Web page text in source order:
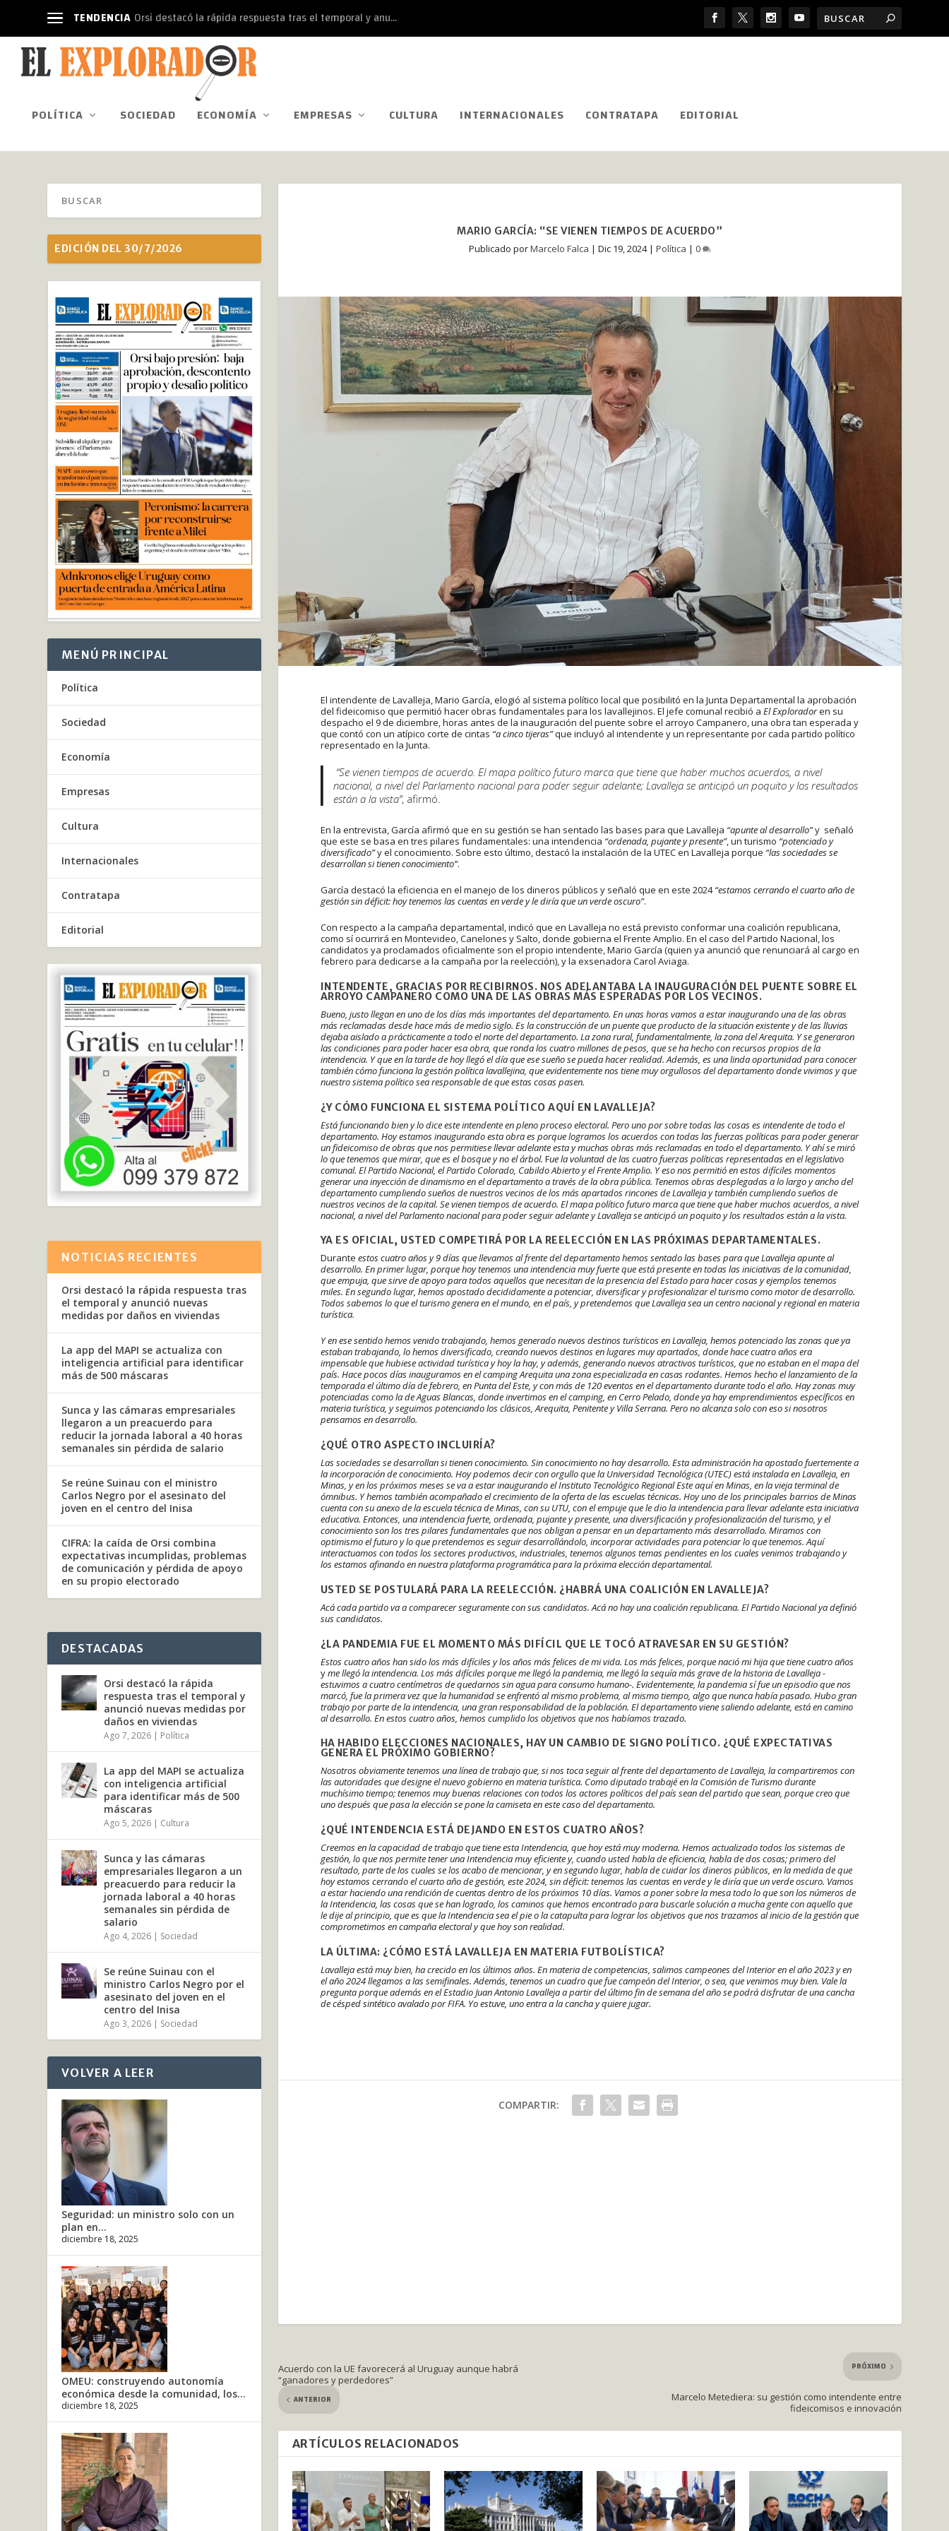
TENDENCIA Orsi destacó la rápida respuesta tras el temporal y anu...
POLÍTICA SOCIEDAD ECONOMÍA EMPRESAS CULTURA INTERNACIONALES CONTRATAPA EDITORIAL
MARIO GARCÍA: “SE VIENEN TIEMPOS DE ACUERDO”
Publicado porMarcelo Falca | Dic 19, 2024| Política | 0
El intendente de Lavalleja, Mario García, elogió al sistema político local que posibilitó en la Junta Departamental la aprobación
del fideicomiso que permitió hacer obras fundamentales para los lavallejinos. El jefe comunal recibió a El Exploradoren su
despacho el 9 de diciembre, horas antes de la inauguración del puente sobre el arroyo Campanero, una obra tan esperada y
que contó con un atípico corte de cintas “a cinco tijeras”que incluyó al intendente y un representante por cada partido político
representado en la Junta.
“Se vienen tiempos de acuerdo. El mapa político futuro marca que tiene que haber muchos acuerdos, a nivel
nacional, a nivel del Parlamento nacional para poder seguir adelante; Lavalleja se anticipó un poquito y los resultados
están a la vista”, afirmó.
En la entrevista, García afirmó que en su gestión se han sentado las bases para que Lavalleja “apunte al desarrollo”y señaló
que este se basa en tres pilares fundamentales: una intendencia “ordenada, pujante y presente”, un turismo “potenciado y
diversificado”y el conocimiento. Sobre esto último, destacó la instalación de la UTEC en Lavalleja porque “las sociedades se
desarrollan si tienen conocimiento”.
García destacó la eficiencia en el manejo de los dineros públicos y señaló que en este 2024“estamos cerrando el cuarto año de
gestión sin déficit: hoy tenemos las cuentas en verde y le diría que un verde oscuro”.
Con respecto a la campaña departamental, indicó que en Lavalleja no está previsto conformar una coalición republicana,
como sí ocurrirá en Montevideo, Canelones y Salto, donde gobierna el Frente Amplio. En el caso del Partido Nacional, los
candidatos ya proclamados oficialmente son el propio intendente, Mario García (quien ya anunció que renunciará al cargo en
febrero para dedicarse a la campaña por la reelección), y la exsenadora Carol Aviaga.
INTENDENTE, GRACIAS POR RECIBIRNOS. NOS ADELANTABA LA INAUGURACIÓN DEL PUENTE SOBRE EL
ARROYO CAMPANERO COMO UNA DE LAS OBRAS MÁS ESPERADAS POR LOS VECINOS.
Bueno, justo llegan en uno de los días más importantes del departamento. En unas horas vamos a estar inaugurando una de las obras
más reclamadas desde hace más de medio siglo. Es la construcción de un puente que producto de la situación existente y de las lluvias
dejaba aislado a prácticamente a todo el norte del departamento. La zona rural, fundamentalmente, la zona del Arequita. Y se generaron
las condiciones para poder hacer esa obra, que ronda los cuatro millones de pesos, que se ha hecho con recursos propios de la
intendencia. Y que en la tarde de hoy llegó el día que ese sueño se pueda hacer realidad. Además, es una linda oportunidad para conocer
también cómo funciona la gestión política lavallejina, que evidentemente nos tiene muy orgullosos del departamento donde vivimos y que
nuestro sistema político sea responsable de que estas cosas pasen.
¿Y CÓMO FUNCIONA EL SISTEMA POLÍTICO AQUÍ EN LAVALLEJA?
Está funcionando bien y lo dice este intendente en pleno proceso electoral. Pero uno por sobre todas las cosas es intendente de todo el
departamento. Hoy estamos inaugurando esta obra es porque logramos los acuerdos con todas las fuerzas políticas para poder generar
un fideicomiso de obras que nos permitiese llevar adelante esta y muchas obras más reclamadas en todo el departamento. Y ahí se miró
lo que tenemos que mirar, que es el bosque y no el árbol. Fue la voluntad de las cuatro fuerzas políticas representadas en el legislativo
comunal. El Partido Nacional, el Partido Colorado, Cabildo Abierto y el Frente Amplio. Y eso nos permitió en estos difíciles momentos
generar una inyección de dinamismo en el departamento a través de la obra pública. Tenemos obras desplegadas a lo largo y ancho del
departamento cumpliendo sueños de nuestros vecinos de los más apartados rincones de Lavalleja y también cumpliendo sueños de
nuestros vecinos de la capital. Se vienen tiempos de acuerdo. El mapa político futuro marca que tiene que haber muchos acuerdos, a nivel
nacional, a nivel del Parlamento nacional para poder seguir adelante y Lavalleja se anticipó un poquito y los resultados están a la vista.
YA ES OFICIAL, USTED COMPETIRÁ POR LA REELECCIÓN EN LAS PRÓXIMAS DEPARTAMENTALES.
Durante estos cuatro años y 9 días que llevamos al frente del departamento hemos sentado las bases para que Lavalleja apunte al
desarrollo. En primer lugar, porque hoy tenemos una intendencia muy fuerte que está presente en todas las iniciativas de la comunidad,
que empuja, que sirve de apoyo para todos aquellos que necesitan de la presencia del Estado para hacer cosas y ejemplos tenemos
miles. En segundo lugar, hemos apostado decididamente a potenciar, diversificar y profesionalizar el turismo como motor de desarrollo.
Todos sabemos lo que el turismo genera en el mundo, en el país, y pretendemos que Lavalleja sea un centro nacional y regional en materia
turística.
Y en ese sentido hemos venido trabajando, hemos generado nuevos destinos turísticos en Lavalleja, hemos potenciado las zonas que ya
estaban trabajando, lo hemos diversificado, creando nuevos destinos en lugares muy apartados, donde hace cuatro años era
impensable que hubiese actividad turística y hoy la hay, y además, generando nuevos atractivos turísticos, que no estaban en el mapa del
país. Hace pocos días inauguramos en el camping Arequita una zona especializada en casas rodantes. Hemos hecho el lanzamiento de la
temporada el último día de febrero, en Punta del Este, y con más de 120 eventos en el departamento durante todo el año. Hay zonas muy
potenciadas como la de Aguas Blancas, donde invertimos en el camping, en Cerro Pelado, donde ya hay emprendimientos específicos en
materia turística, y seguimos potenciando los clásicos, Arequita, Penitente y Villa Serrana. Pero no alcanza solo con eso si nosotros
pensamos en desarrollo.
¿QUÉ OTRO ASPECTO INCLUIRÍA?
Las sociedades se desarrollan si tienen conocimiento. Sin conocimiento no hay desarrollo. Esta administración ha apostado fuertemente a
la incorporación de conocimiento. Hoy podemos decir con orgullo que la Universidad Tecnológica (UTEC) está instalada en Lavalleja, en
Minas, y en los próximos meses se va a estar inaugurando el Instituto Tecnológico Regional Este aquí en Minas, en la vieja terminal de
ómnibus. Y hemos también acompañado el crecimiento de la oferta de las escuelas técnicas. Hoy uno de los principales barrios de Minas
cuenta con su anexo de la escuela técnica de Minas, con su UTU, con el empuje que le dio la intendencia para llevar adelante esta iniciativa
educativa. Entonces, una intendencia fuerte, ordenada, pujante y presente, una diversificación y profesionalización del turismo, y el
conocimiento son los tres pilares fundamentales que nos obligan a pensar en un departamento más desarrollado. Miramos con
optimismo el futuro y lo que pretendemos es seguir desarrollándolo, incorporar actividades para potenciar lo que tenemos. Aquí
interactuamos con todos los sectores productivos, industriales, tenemos algunos temas pendientes en los cuales venimos trabajando y
los estamos afinando en nuestra plataforma programática para la próxima elección departamental.
USTED SE POSTULARÁ PARA LA REELECCIÓN. ¿HABRÁ UNA COALICIÓN EN LAVALLEJA?
Acá cada partido va a comparecer seguramente con sus candidatos. Acá no hay una coalición republicana. El Partido Nacional ya definió
sus candidatos.
¿LA PANDEMIA FUE EL MOMENTO MÁS DIFÍCIL QUE LE TOCÓ ATRAVESAR EN SU GESTIÓN?
Estos cuatro años han sido los más difíciles y los años más felices de mi vida. Los más felices, porque nació mi hija que tiene cuatro años
yme llegó la intendencia. Los más difíciles porque me llegó la pandemia, me llegó la sequía más grave de la historia de Lavalleja -
estuvimos a cuatro centímetros de quedarnos sin agua para consumo humano-. Evidentemente, la pandemia sí fue un episodio que nos
marcó, fue la primera vez que la humanidad se enfrentó al mismo problema, al mismo tiempo, algo que nunca había pasado. Hubo gran
trabajo por parte de la intendencia, una gran responsabilidad de la población. El departamento viene saliendo adelante, está en camino
al desarrollo. En estos cuatro años, hemos cumplido los objetivos que nos habíamos trazado.
HA HABIDO ELECCIONES NACIONALES, HAY UN CAMBIO DE SIGNO POLÍTICO. ¿QUÉ EXPECTATIVAS
GENERA EL PRÓXIMO GOBIERNO?
Nosotros obviamente tenemos una línea de trabajo que, si nos toca seguir al frente del departamento de Lavalleja, la compartiremos con
las autoridades que designe el nuevo gobierno en materia turística. Como diputado trabajé en la Comisión de Turismo durante
muchísimo tiempo; tenemos muy buenas relaciones con todos los actores políticos del país sean del partido que sean, porque creo que
uno después que pasa la elección se pone la camiseta en este caso del departamento.
¿QUÉ INTENDENCIA ESTÁ DEJANDO EN ESTOS CUATRO AÑOS?
Creemos en la capacidad de trabajo que tiene esta Intendencia, que hoy está muy moderna. Hemos actualizado todos los sistemas de
gestión, lo que nos permite tener una Intendencia muy eficiente y, cuando usted habla de eficiencia, habla de dos cosas; primero del
resultado, parte de los cuales se los acabo de mencionar, y en segundo lugar, habla de cuidar los dineros públicos, en la medida de que
hoy estamos cerrando el cuarto año de gestión, este 2024, sin déficit: tenemos las cuentas en verde y le diría que un verde oscuro. Vamos
a estar haciendo una rendición de cuentas dentro de los próximos 10 días. Vamos a poner sobre la mesa todo lo que son los números de
la Intendencia, las cosas que se han logrado, los caminos que hemos encontrado para buscarle solución a mucha gente con aquello que
le dije al principio, que es que la Intendencia sea el pie o la catapulta para lograr los objetivos que nos trazamos al inicio de la gestión que
comprometimos en campaña electoral y que hoy son realidad.
LA ÚLTIMA: ¿CÓMO ESTÁ LAVALLEJA EN MATERIA FUTBOLÍSTICA?
Lavalleja está muy bien, ha crecido en los últimos años. En materia de competencias, salimos campeones del Interior en el año 2023 y en
el año 2024 llegamos a las semifinales. Además, tenemos un cuadro que fue campeón del Interior, o sea, que venimos muy bien. Vale la
pregunta porque además en el Estadio Juan Antonio Lavalleja a partir del último fin de semana del año se podrá disfrutar de una cancha
de césped sintético avalado por FIFA. Yo estuve, uno entra a la cancha y quiere jugar.
COMPARTIR:
Acuerdo con la UE favorecerá al Uruguay aunque habrá
“ganadores y perdedores”
ANTERIOR
PRÓXIMO
Marcelo Metediera: su gestión como intendente entre
fideicomisos e innovación
ARTÍCULOS RELACIONADOS
EDICIÓN DEL 30/7/2026
MENÚ PRINCIPAL
Política
Sociedad
Economía
Empresas
Cultura
Internacionales
Contratapa
Editorial
NOTICIAS RECIENTES
Orsi destacó la rápida respuesta tras
el temporal y anunció nuevas
medidas por daños en viviendas
La app del MAPI se actualiza con
inteligencia artificial para identificar
más de 500 máscaras
Sunca y las cámaras empresariales
llegaron a un preacuerdo para
reducir la jornada laboral a 40 horas
semanales sin pérdida de salario
Se reúne Suinau con el ministro
Carlos Negro por el asesinato del
joven en el centro del Inisa
CIFRA: la caída de Orsi combina
expectativas incumplidas, problemas
de comunicación y pérdida de apoyo
en su propio electorado
DESTACADAS
Orsi destacó la rápida
respuesta tras el temporal y
anunció nuevas medidas por
daños en viviendas
Ago 7, 2026 | Política
La app del MAPI se actualiza
con inteligencia artificial
para identificar más de 500
máscaras
Ago 5, 2026 | Cultura
Sunca y las cámaras
empresariales llegaron a un
preacuerdo para reducir la
jornada laboral a 40 horas
semanales sin pérdida de
salario
Ago 4, 2026 | Sociedad
Se reúne Suinau con el
ministro Carlos Negro por el
asesinato del joven en el
centro del Inisa
Ago 3, 2026 | Sociedad
VOLVER A LEER
Seguridad: un ministro solo con un
plan en...
diciembre 18, 2025
OMEU: construyendo autonomía
económica desde la comunidad, los...
diciembre 18, 2025